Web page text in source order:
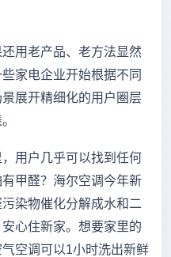
用老产品、老方法显然
家电企业开始根据不同
展开精细化的用户圈层
用户几乎可以找到任何
甲醛？海尔空调今年新
染物催化分解成水和二
心住新家。想要家里的
空调可以1小时洗出新鲜